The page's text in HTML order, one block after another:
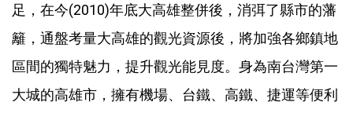
足，在今(2010)年底大高雄整併後，消弭了縣市的藩
籬，通盤考量大高雄的觀光資源後，將加強各鄉鎮地
區間的獨特魅力，提升觀光能見度。身為南台灣第一
大城的高雄市，擁有機場、台鐵、高鐵、捷運等便利